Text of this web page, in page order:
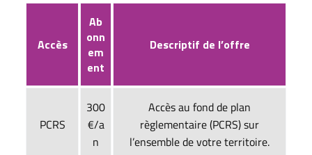
Accès
Ab
onn
em
ent
Descriptif de l’offre
PCRS
300
€/a
n
Accès au fond de plan
règlementaire (PCRS) sur
l’ensemble de votre territoire.